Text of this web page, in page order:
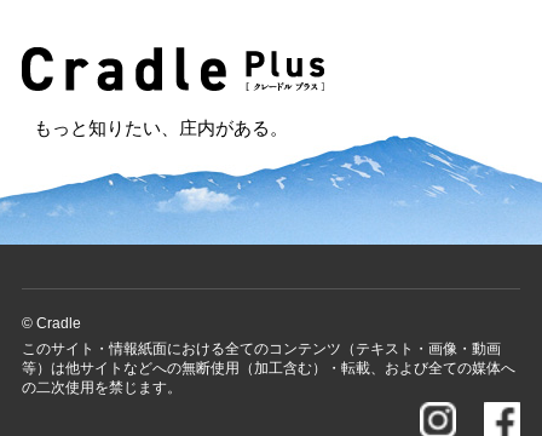
もっと知りたい、庄内がある。
© Cradle
このサイト・情報紙面における全てのコンテンツ（テキスト・画像・動画
等）は他サイトなどへの無断使用（加工含む）・転載、および全ての媒体へ
の二次使用を禁じます。